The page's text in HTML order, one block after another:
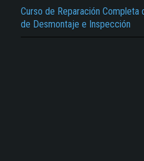
Curso de Reparación
de Desmontaje e Inspección